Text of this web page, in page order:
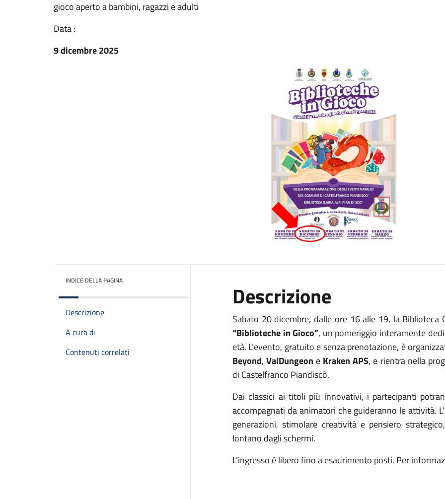
gioco aperto a bambini, ragazzi e adulti
Data :
9 dicembre 2025
INDICE DELLA PAGINA
Descrizione
A cura di
Contenuti correlati
Descrizione
Sabato 20 dicembre, dalle ore 16 alle 19, la Biblioteca
“Biblioteche in Gioco”, un pomeriggio interamente
età. L’evento, gratuito e senza prenotazione, è
Beyond,ValDungeon e Kraken APS, e rientra nella
di Castelfranco Piandiscò.
Dai classici ai titoli più innovativi, i partecipanti
accompagnati da animatori che guideranno le attività.
generazioni, stimolare creatività e pensiero
lontano dagli schermi.
L’ingresso è libero fino a esaurimento posti. Per